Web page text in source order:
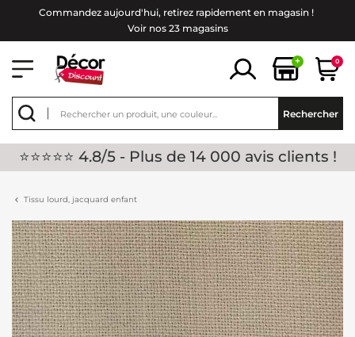
Commandez aujourd'hui, retirez rapidement en magasin !
Voir nos 23 magasins
+ 0
Rechercher
⭐⭐⭐⭐⭐ 4.8/5 - Plus de 14 000 avis clients !
Tissu lourd, jacquard enfant